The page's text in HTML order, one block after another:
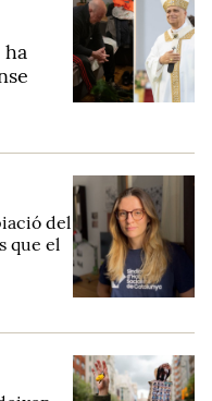
ha
del
que el